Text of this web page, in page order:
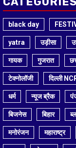
black day
yatra उड़ीसा
गायक गुजरात
टेक्नोलॉजी दिल्ली
धर्म न्यूज ब्रैक
बिजनेस बिहार
मनोरंजन महाराष्ट्र